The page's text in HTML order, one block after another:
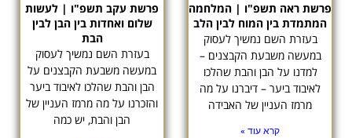
פרשת ראה תשפ"ו | המלחמה
המתמדת בין המוח לבין הלב
בעזרת השם נמשיך לעסוק
במעשה משבעת הקבצנים –
למדנו על הבן והבת שהלכו
לאיבוד ביער – דיברנו על מה
מרמז העניין של האבידה
קרא עוד »
פרשת עקב תשפ"ו | לעשות
שלום ואחדות בין הבן לבין
הבת
בעזרת השם נמשיך לעסוק
במעשה משבעת הקבצנים על
הבן והבת שהלכו לאיבוד ביער
והזכרנו על מה מרמז העניין של
הבן והבת, יש כמה